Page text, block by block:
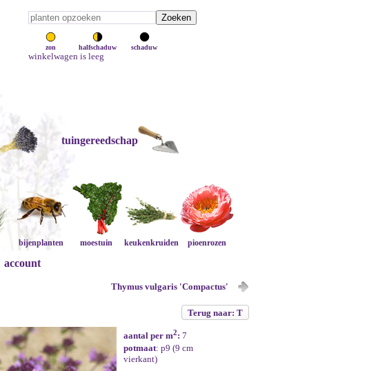
zon halfschaduw schaduw
winkelwagen is leeg
tuingereedschap
bijenplanten moestuin keukenkruiden pioenrozen
account
Thymus vulgaris 'Compactus'
Terug naar: T
aantal per m2: 7
potmaat: p9 (9 cm
vierkant)